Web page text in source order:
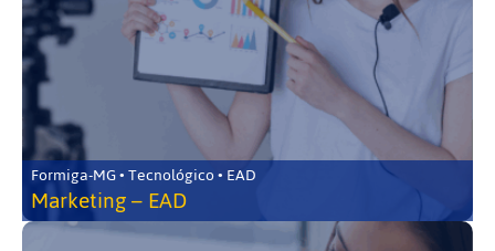
Formiga-MG • Tecnológico • EAD
Marketing – EAD